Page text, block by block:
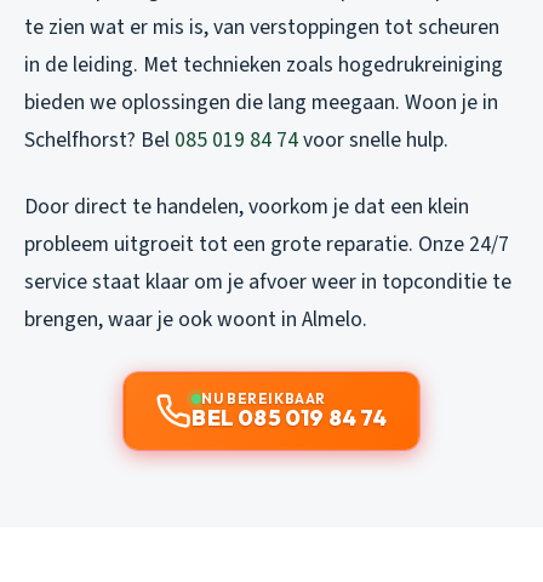
te zien wat er mis is, van verstoppingen tot scheuren
in de leiding. Met technieken zoals hogedrukreiniging
bieden we oplossingen die lang meegaan. Woon je in
Schelfhorst? Bel 085 019 84 74voor snelle hulp.
Door direct te handelen, voorkom je dat een klein
probleem uitgroeit tot een grote reparatie. Onze 24/7
service staat klaar om je afvoer weer in topconditie te
brengen, waar je ook woont in Almelo.
NU BEREIKBAAR
BEL 085 019 84 74